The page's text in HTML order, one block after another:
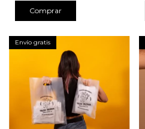
Comprar
Envío gratis